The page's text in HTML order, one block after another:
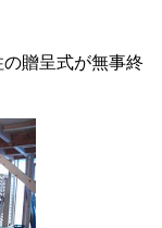
贈呈式が無事終